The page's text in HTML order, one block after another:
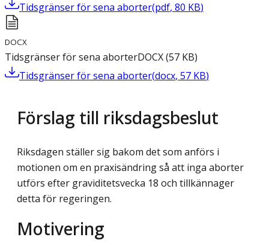
Tidsgränser för sena aborter(pdf, 80 KB)
DOCX
Tidsgränser för sena aborterDOCX(57 KB)
Tidsgränser för sena aborter(docx, 57 KB)
Förslag till riksdagsbeslut
Riksdagen ställer sig bakom det som anförs i
motionen om en praxisändring så att inga aborter
utförs efter graviditetsvecka 18 och tillkännager
detta för regeringen.
Motivering